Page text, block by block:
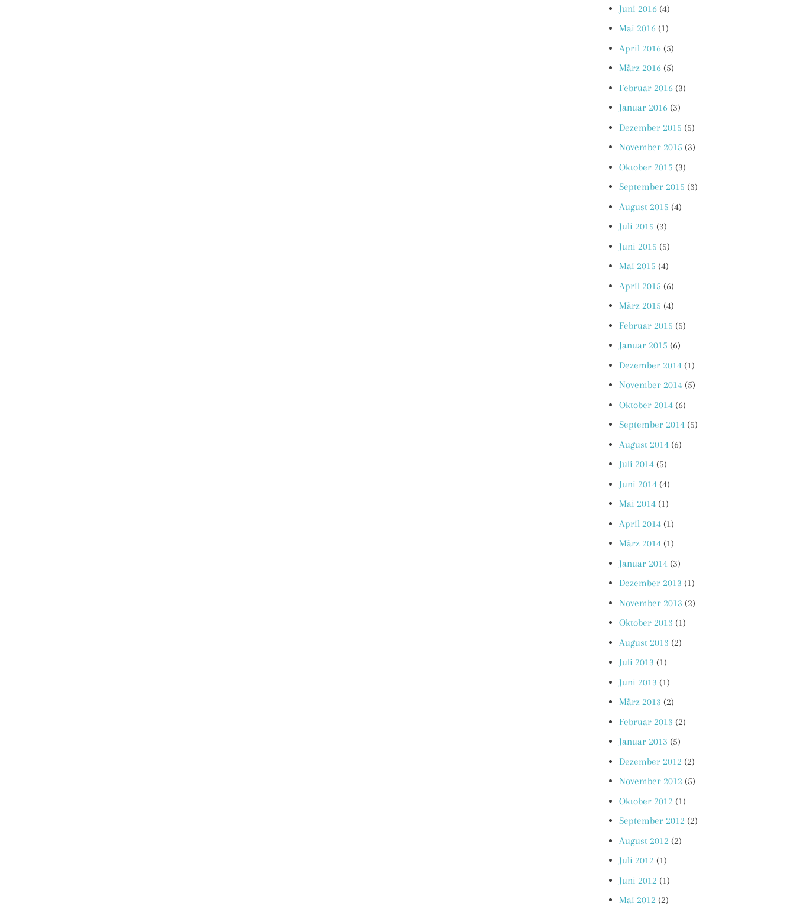
Juni 2016 (4)
Mai 2016 (1)
April 2016 (5)
März 2016 (5)
Februar 2016 (3)
Januar 2016 (3)
Dezember 2015 (5)
November 2015 (3)
Oktober 2015 (3)
September 2015 (3)
August 2015 (4)
Juli 2015 (3)
Juni 2015 (5)
Mai 2015 (4)
April 2015 (6)
März 2015 (4)
Februar 2015 (5)
Januar 2015 (6)
Dezember 2014 (1)
November 2014 (5)
Oktober 2014 (6)
September 2014 (5)
August 2014 (6)
Juli 2014 (5)
Juni 2014 (4)
Mai 2014 (1)
April 2014 (1)
März 2014 (1)
Januar 2014 (3)
Dezember 2013 (1)
November 2013 (2)
Oktober 2013 (1)
August 2013 (2)
Juli 2013 (1)
Juni 2013 (1)
März 2013 (2)
Februar 2013 (2)
Januar 2013 (5)
Dezember 2012 (2)
November 2012 (5)
Oktober 2012 (1)
September 2012 (2)
August 2012 (2)
Juli 2012 (1)
Juni 2012 (1)
Mai 2012 (2)